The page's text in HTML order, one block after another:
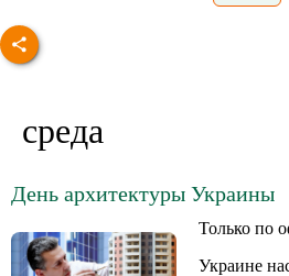
среда
День архитектуры Украины
Только по
Украине